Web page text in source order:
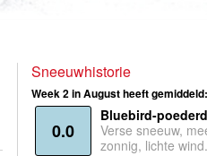
Sneeuwhistorie
Week 2 in August heeft gemiddeld:
0.0
Bluebird-
Verse sneeuw,
zonnig, lichte wind.